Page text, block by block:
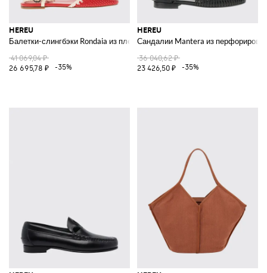
HEREU
Балетки-слингбэки Rondaia из плетеной кожи
41 069,04 ₽
26 695,78 ₽
-35%
HEREU
Сандалии Mantera из
36 040,62 ₽
23 426,50 ₽
-35%